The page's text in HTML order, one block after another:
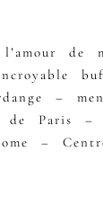
l’amour
–
Paris –
–